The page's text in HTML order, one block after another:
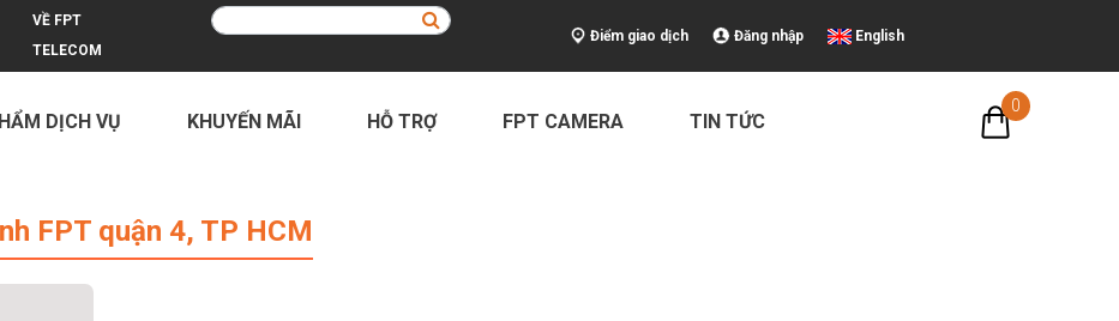
VỀ FPT
TELECOM
Điểm giao dịch Đăng nhập English
DỊCH VỤ KHUYẾN MÃI HỖ TRỢ FPT CAMERA TIN TỨC
0
FPT quận 4, TP HCM